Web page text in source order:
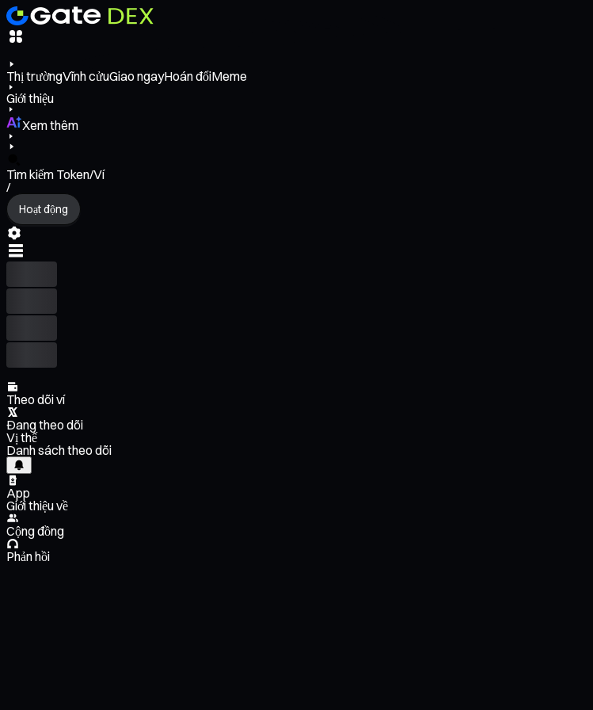
Thị trườngVĩnh cửuGiao ngayHoán đổiMeme
Giới thiệu
Xem thêm
Tìm kiếm Token/Ví
/
Hoạt động
Theo dõi ví
Đang theo dõi
Vị thế
Danh sách theo dõi
App
Giới thiệu về
Cộng đồng
Phản hồi